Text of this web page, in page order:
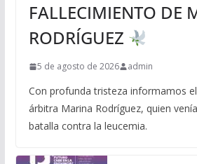
FALLECIMIENTO DE
RODRÍGUEZ
5 de agosto de 2026 admin
Con profunda tristeza informamos
árbitra Marina Rodríguez, quien
batalla contra la leucemia.